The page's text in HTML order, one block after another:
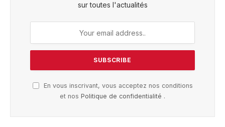
sur toutes l'actualités
En vous inscrivant, vous acceptez nos conditions
et nos Politique de confidentialité .